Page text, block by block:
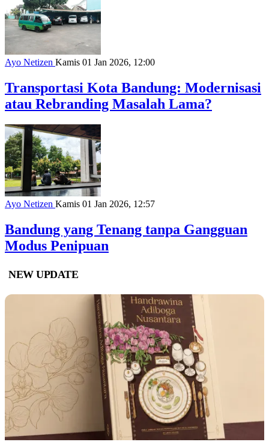
Ayo Netizen Kamis 01 Jan 2026, 12:00
Transportasi Kota Bandung: Modernisasi
atau Rebranding Masalah Lama?
Ayo Netizen Kamis 01 Jan 2026, 12:57
Bandung yang Tenang tanpa Gangguan
Modus Penipuan
NEW UPDATE